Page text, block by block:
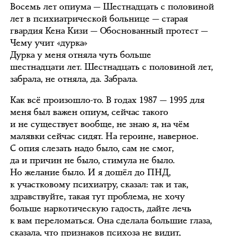
Восемь лет опиума — Шестнадцать с половиной
лет в психиатрической больнице — старая
гвардия Кена Кизи — Обоснованный протест —
Чему учит «дурка»
Дурка у меня отняла чуть больше
шестнадцати лет. Шестнадцать с половиной лет,
забрала, не отняла, да. Забрала.
Как всё произошло-то. В годах 1987 — 1995 для
меня был важен опиум, сейчас такого
и не существует вообще, не знаю я, на чём
малявки сейчас сидят. На героине, наверное.
С опия слезать надо было, сам не смог,
да и причин не было, стимула не было.
Но желание было. И я дошёл до ПНД,
к участковому психиатру, сказал: так и так,
здравствуйте, такая тут проблема, не хочу
больше наркотическую гадость, дайте лечь
к вам переломаться. Она сделала большие глаза,
сказала, что признаков психоза не видит,